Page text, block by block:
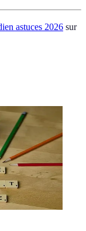
astuces 2026 sur